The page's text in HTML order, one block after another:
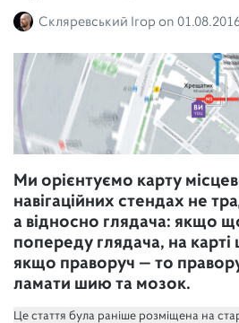
Скляревський Ігор on
Ми орієнтуємо карту
навігаційних стендах не
а відносно глядача: якщо
попереду глядача, на карті
якщо праворуч — то
ламати шию та мозок.
Це стаття була раніше розміщена на